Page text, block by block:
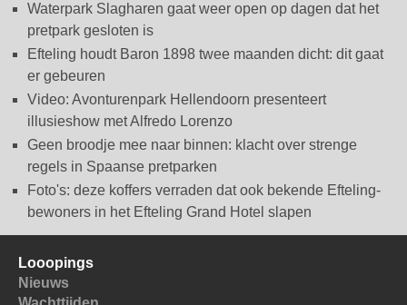
Waterpark Slagharen gaat weer open op dagen dat het
pretpark gesloten is
Efteling houdt Baron 1898 twee maanden dicht: dit gaat
er gebeuren
Video: Avonturenpark Hellendoorn presenteert
illusieshow met Alfredo Lorenzo
Geen broodje mee naar binnen: klacht over strenge
regels in Spaanse pretparken
Foto's: deze koffers verraden dat ook bekende Efteling-
bewoners in het Efteling Grand Hotel slapen
Looopings
Nieuws